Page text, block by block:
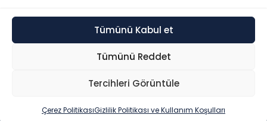
Tümünü Kabul et
Tümünü Reddet
Tercihleri Görüntüle
Çerez PolitikasıGizlilik Politikası ve Kullanım Koşulları
info@a1capital.com.tr
© 2026 A1 Capital Yatırım Menkul Değerler A.Ş. – Tüm hakları
Hızlı İşlemler ▸